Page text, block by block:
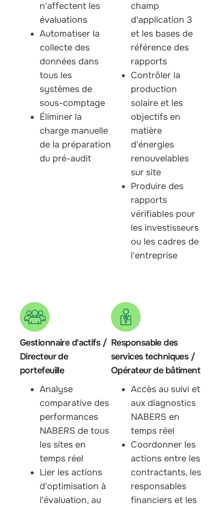
n'affectent les
évaluations
Automatiser la
collecte des
données dans
tous les
systèmes de
sous-comptage
Éliminer la
charge manuelle
de la préparation
du pré-audit
champ
d'application 3
et les bases de
référence des
rapports
Contrôler la
production
solaire et les
objectifs en
matière
d'énergies
renouvelables
sur site
Produire des
rapports
vérifiables pour
les investisseurs
ou les cadres de
l'entreprise
Gestionnaire d'actifs /
Directeur de
portefeuille
Analyse
comparative des
performances
NABERS de tous
les sites en
temps réel
Lier les actions
d'optimisation à
l'évaluation, au
Responsable des
services techniques /
Opérateur de bâtiment
Accès au suivi et
aux diagnostics
NABERS en
temps réel
Coordonner les
actions entre les
contractants, les
responsables
financiers et les